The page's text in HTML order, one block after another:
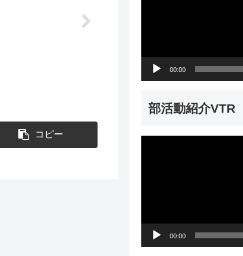
コピー
00:00
部活動紹介VTR
00:00